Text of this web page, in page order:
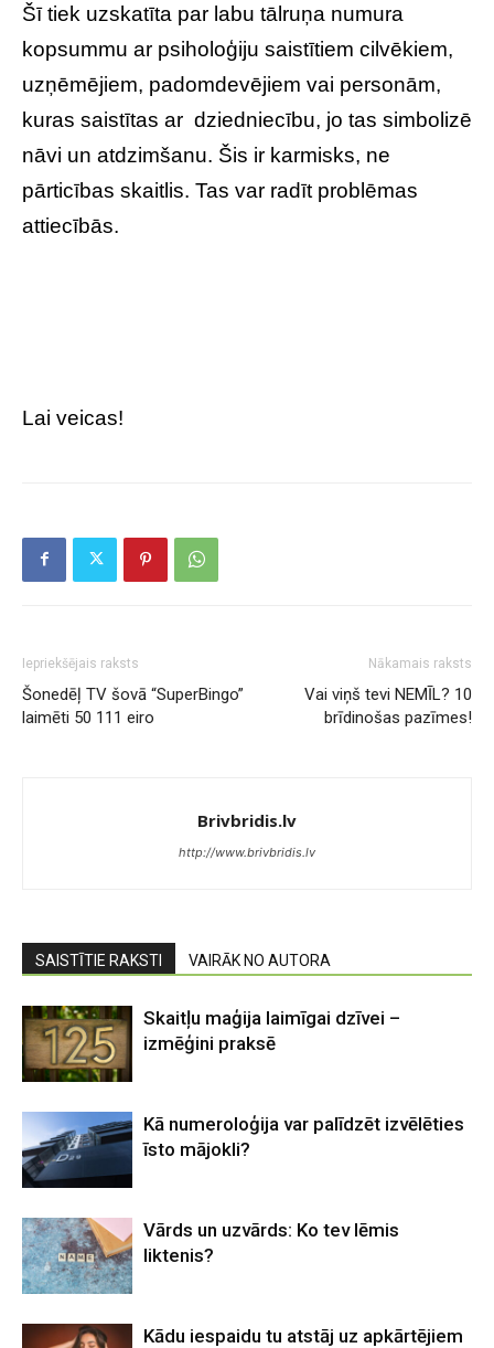
Šī tiek uzskatīta par labu tālruņa numura
kopsummu ar psiholoģiju saistītiem cilvēkiem,
uzņēmējiem, padomdevējiem vai personām,
kuras saistītas ar dziedniecību, jo tas simbolizē
nāvi un atdzimšanu. Šis ir karmisks, ne
pārticības skaitlis. Tas var radīt problēmas
attiecībās.
Lai veicas!
Iepriekšējais raksts
Šonedēļ TV šovā “SuperBingo”
laimēti 50 111 eiro
Nākamais raksts
Vai viņš tevi NEMĪL? 10
brīdinošas pazīmes!
Brivbridis.lv
http://www.brivbridis.lv
SAISTĪTIE RAKSTI VAIRĀK NO AUTORA
Skaitļu maģija laimīgai dzīvei –
izmēģini praksē
Kā numeroloģija var palīdzēt izvēlēties
īsto mājokli?
Vārds un uzvārds: Ko tev lēmis
liktenis?
Kādu iespaidu tu atstāj uz apkārtējiem